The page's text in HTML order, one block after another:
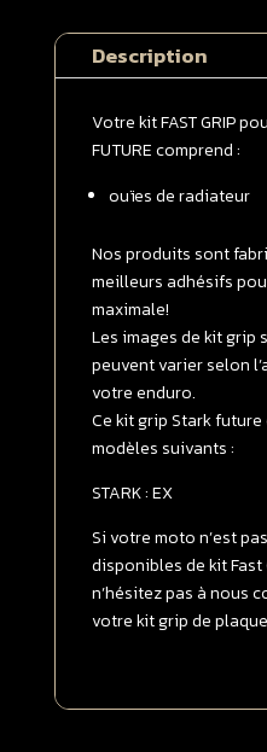
ouïes
de
STARK
EX
GRIP
Description
Votre kit FAST GRIP
FUTURE comprend :
ouïes de radiateur
Nos produits sont
meilleurs adhésifs
maximale!
Les images de kit grip
peuvent varier selon
votre enduro.
Ce kit grip Stark
modèles suivants :
STARK : EX
Si votre moto n’est
disponibles de kit Fast
n’hésitez pas à nous
votre kit grip de